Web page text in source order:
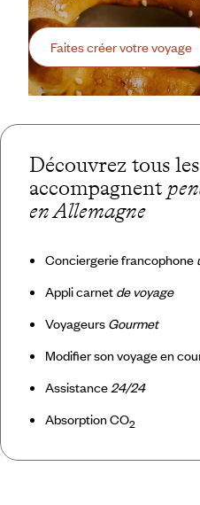
Faites créer votre voyage
Découvrez tous
accompagnent
en Allemagne
Conciergerie francophone
Appli carnet de voyage
Voyageurs Gourmet
Modifier son voyage en
Assistance24/24
Absorption CO2